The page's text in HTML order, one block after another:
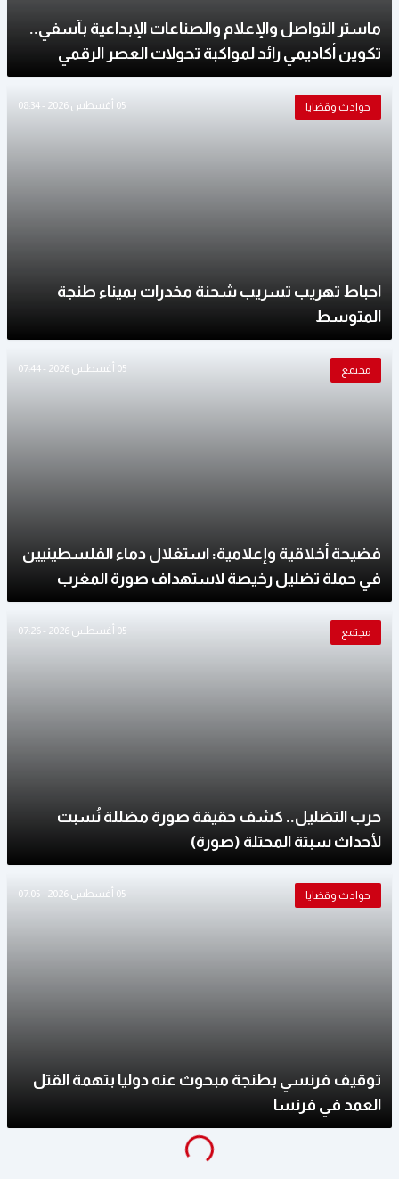
ماستر التواصل والإعلام والصناعات الإبداعية بآسفي..
تكوين أكاديمي رائد لمواكبة تحولات العصر الرقمي
حوادث وقضايا 05 أغسطس 2026 - 08:34
احباط تهريب تسريب شحنة مخدرات بميناء طنجة
المتوسط
مجتمع 05 أغسطس 2026 - 07:44
فضيحة أخلاقية وإعلامية: استغلال دماء الفلسطينيين
في حملة تضليل رخيصة لاستهداف صورة المغرب
مجتمع 05 أغسطس 2026 - 07:26
حرب التضليل.. كشف حقيقة صورة مضللة نُسبت
لأحداث سبتة المحتلة (صورة)
حوادث وقضايا 05 أغسطس 2026 - 07:05
توقيف فرنسي بطنجة مبحوث عنه دوليا بتهمة القتل
العمد في فرنسا
g
...